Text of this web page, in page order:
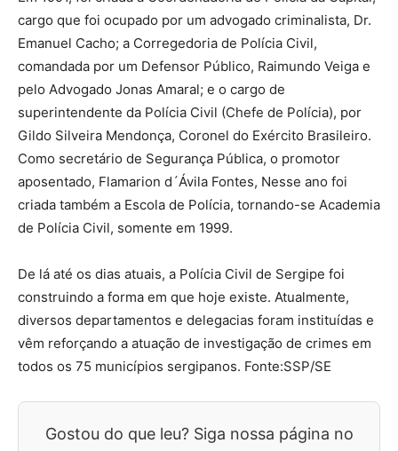
cargo que foi ocupado por um advogado criminalista, Dr.
Emanuel Cacho; a Corregedoria de Polícia Civil,
comandada por um Defensor Público, Raimundo Veiga e
pelo Advogado Jonas Amaral; e o cargo de
superintendente da Polícia Civil (Chefe de Polícia), por
Gildo Silveira Mendonça, Coronel do Exército Brasileiro.
Como secretário de Segurança Pública, o promotor
aposentado, Flamarion d´Ávila Fontes, Nesse ano foi
criada também a Escola de Polícia, tornando-se Academia
de Polícia Civil, somente em 1999.
De lá até os dias atuais, a Polícia Civil de Sergipe foi
construindo a forma em que hoje existe. Atualmente,
diversos departamentos e delegacias foram instituídas e
vêm reforçando a atuação de investigação de crimes em
todos os 75 municípios sergipanos. Fonte:SSP/SE
Gostou do que leu? Siga nossa página no